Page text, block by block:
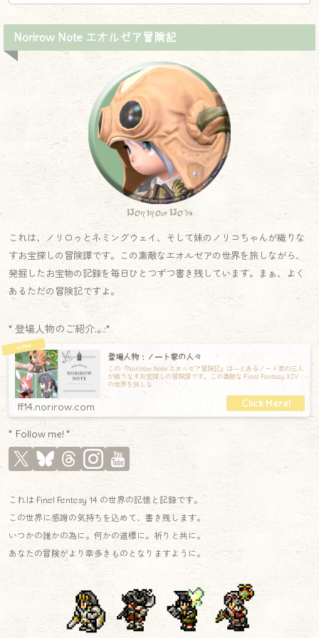
Norirow Note エオルゼア冒険記
Norirow Note
これは、ノリロゥとネミングウェイ、そして妹のノリコちゃんが織りな
すお宝探しの冒険譚です。この素敵なエオルゼアの世界を旅しながら、
発掘したお宝物の記録を毎日ひとつずつ書き残しています。まぁ、よく
あるただの冒険記ですよ。
* 登場人物のご紹介.｡.:*
登場人物：ノート家の人々
この『Norirow Note エオルゼア冒険記』は―とあるノート家の三人
が織りなすお宝探しの冒険譚です。この素敵な Final Fantasy XIV
の世界を旅しな
ff14.norirow.com
* Follow me! *
これは Final Fantasy 14 の世界の記憶と記録です。
この世界に感謝の気持ちを込めて、書き残します。
いつかの誰かの為に。何かの道標に。祈りと共に。
あなたの冒険がより幸多きものとなりますように。